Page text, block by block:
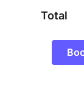
Total